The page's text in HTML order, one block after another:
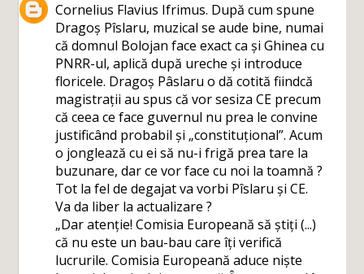
Cornelius Flavius Ifrimus. După cum spune
Dragoș Pîslaru, muzical se aude bine, numai
că domnul Bolojan face exact ca și Ghinea cu
PNRR-ul, aplică după ureche și introduce
floricele. Dragoș Pâslaru o dă cotită fiindcă
magistrații au spus că vor sesiza CE precum
că ceea ce face guvernul nu prea le convine
justificând probabil și „constituțional”. Acum
o jonglează cu ei să nu-i frigă prea tare la
buzunare, dar ce vor face cu noi la toamnă ?
Tot la fel de degajat va vorbi Pîslaru și CE.
Va da liber la actualizare ?
„Dar atenție! Comisia Europeană să știți (...)
că nu este un bau-bau care îți verifică
lucrurile. Comisia Europeană aduce niște